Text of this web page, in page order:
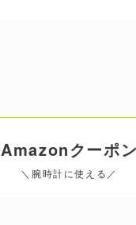
Amazonクーポン
＼腕時計に使える／